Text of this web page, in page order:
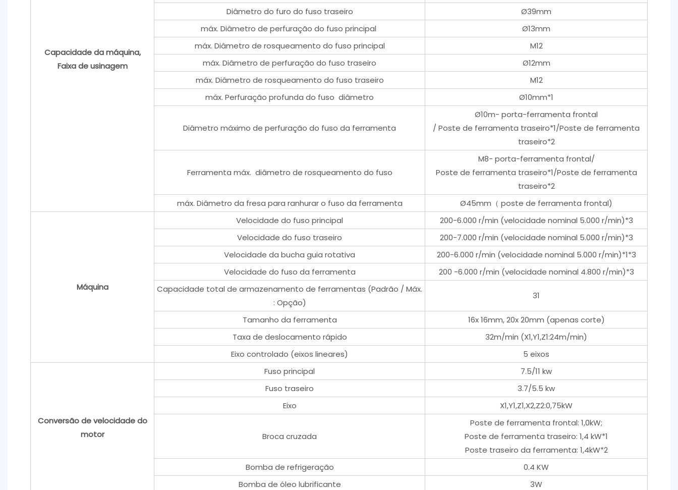
Capacidade da máquina,
Faixa de usinagem
Diâmetro do furo do fuso traseiro
Ø39mm
máx. Diâmetro de perfuração do fuso principal
Ø13mm
máx. Diâmetro de rosqueamento do fuso principal
M12
máx. Diâmetro de perfuração do fuso traseiro
Ø12mm
máx. Diâmetro de rosqueamento do fuso traseiro
M12
máx. Perfuração profunda do fuso diâmetro
Ø10mm*1
Diâmetro máximo de perfuração do fuso da ferramenta
Ø10m- porta-ferramenta frontal
/ Poste de ferramenta traseiro*1/Poste de ferramenta
traseiro*2
Ferramenta máx. diâmetro de rosqueamento do fuso
M8- porta-ferramenta frontal/
Poste de ferramenta traseiro*1/Poste de ferramenta
traseiro*2
máx. Diâmetro da fresa para ranhurar o fuso da ferramenta
Ø45mm（ poste de ferramenta frontal)
Máquina
Velocidade do fuso principal
200-6.000 r/min (velocidade nominal 5.000 r/min)*3
Velocidade do fuso traseiro
200-7.000 r/min (velocidade nominal 5.000 r/min)*3
Velocidade da bucha guia rotativa
200-6.000 r/min (velocidade nominal 5.000 r/min)*1*3
Velocidade do fuso da ferramenta
200 -6.000 r/min (velocidade nominal 4.800 r/min)*3
Capacidade total de armazenamento de ferramentas (Padrão / Máx.
: Opção)
31
Tamanho da ferramenta
16x 16mm, 20x 20mm (apenas corte)
Taxa de deslocamento rápido
32m/min (X1,Y1,Z1:24m/min)
Eixo controlado (eixos lineares)
5 eixos
Conversão de velocidade do
motor
Fuso principal
7.5/11 kw
Fuso traseiro
3.7/5.5 kw
Eixo
X1,Y1,Z1,X2,Z2:0,75kW
Broca cruzada
Poste de ferramenta frontal: 1,0kW;
Poste de ferramenta traseiro: 1,4 kW*1
Poste traseiro da ferramenta: 1,4kW*2
Bomba de refrigeração
0.4 KW
Bomba de óleo lubrificante
3W